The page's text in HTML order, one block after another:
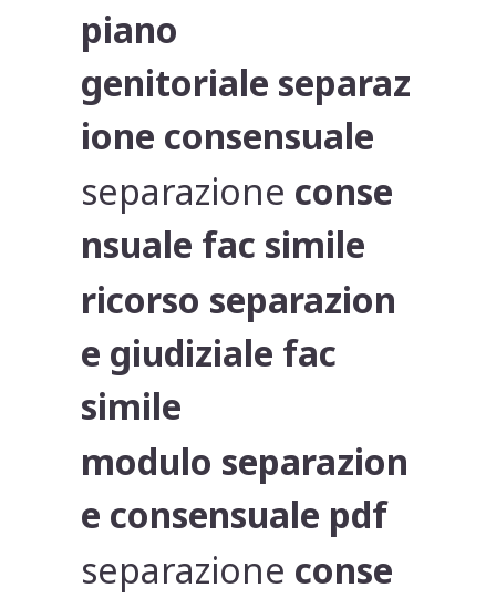
piano
genitoriale separaz
ione consensuale
separazione conse
nsuale fac simile
ricorso separazion
e giudiziale fac
simile
modulo separazion
e consensuale pdf
separazione conse